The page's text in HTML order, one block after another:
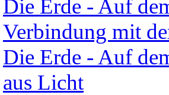
Die Erde - Auf
Verbindung mit
Die Erde - Auf
aus Licht